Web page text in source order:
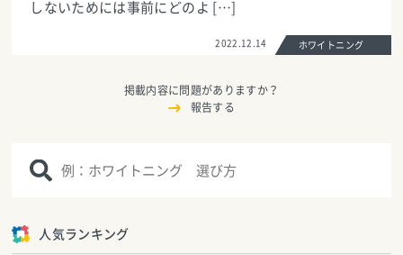
しないためには事前にどのよ […]
2022.12.14 ホワイトニング
掲載内容に問題がありますか？
報告する
人気ランキング